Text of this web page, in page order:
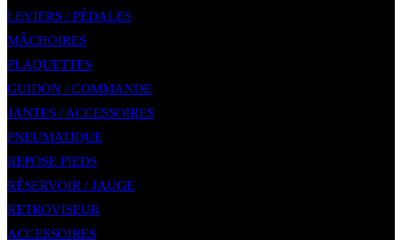
LEVIERS / PÉDALES
MÂCHOIRES
PLAQUETTES
GUIDON / COMMANDE
JANTES / ACCESSOIRES
PNEUMATIQUE
REPOSE PIEDS
RÉSERVOIR / JAUGE
RETROVISEUR
ACCESSOIRES